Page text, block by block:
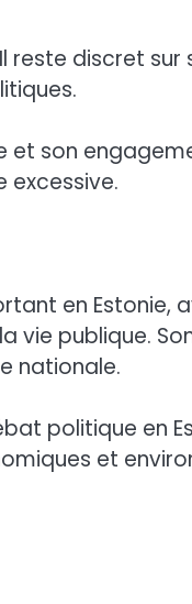
reste discret
et son
excessive.
en
vie publique.
nationale.
politique en
et